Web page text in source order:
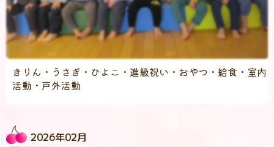
きりん・うさぎ・ひよこ・進級祝い・おやつ・給食・室内
活動・戸外活動
2026年02月